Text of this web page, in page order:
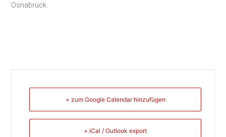
Osnabrück
+ zum Google Calendar hinzufügen
+ iCal / Outlook export